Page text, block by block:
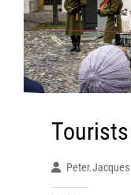
Tourists
Peter.jacques